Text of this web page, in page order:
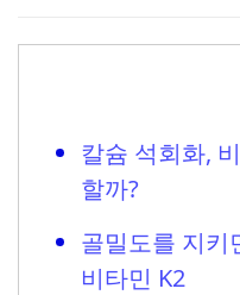
칼슘 석회화,
할까?
골밀도를 지키
비타민 K2